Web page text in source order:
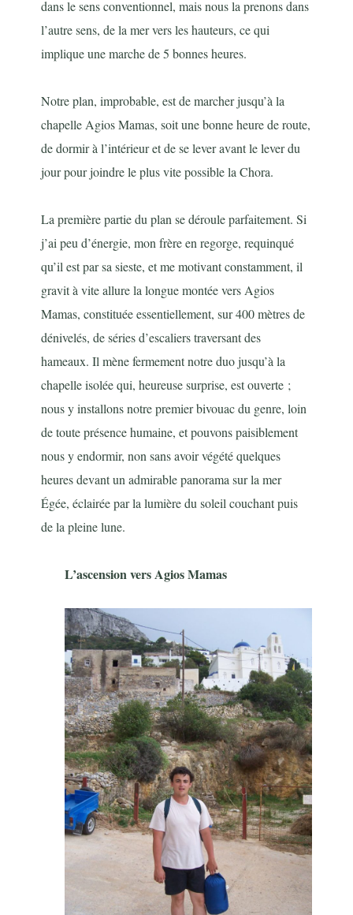
dans le sens conventionnel, mais nous la prenons dans
l’autre sens, de la mer vers les hauteurs, ce qui
implique une marche de 5 bonnes heures.
Notre plan, improbable, est de marcher jusqu’à la
chapelle Agios Mamas, soit une bonne heure de route,
de dormir à l’intérieur et de se lever avant le lever du
jour pour joindre le plus vite possible la Chora.
La première partie du plan se déroule parfaitement. Si
j’ai peu d’énergie, mon frère en regorge, requinqué
qu’il est par sa sieste, et me motivant constamment, il
gravit à vite allure la longue montée vers Agios
Mamas, constituée essentiellement, sur 400 mètres de
dénivelés, de séries d’escaliers traversant des
hameaux. Il mène fermement notre duo jusqu’à la
chapelle isolée qui, heureuse surprise, est ouverte ;
nous y installons notre premier bivouac du genre, loin
de toute présence humaine, et pouvons paisiblement
nous y endormir, non sans avoir végété quelques
heures devant un admirable panorama sur la mer
Égée, éclairée par la lumière du soleil couchant puis
de la pleine lune.
L’ascension vers Agios Mamas